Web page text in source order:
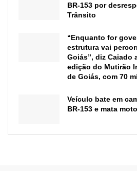
BR-153 por
Trânsito
“Enquanto for
estrutura vai
Goiás”, diz Caiado
edição do Mutirão
de Goiás, com 70
Veículo bate em
BR-153 e mata